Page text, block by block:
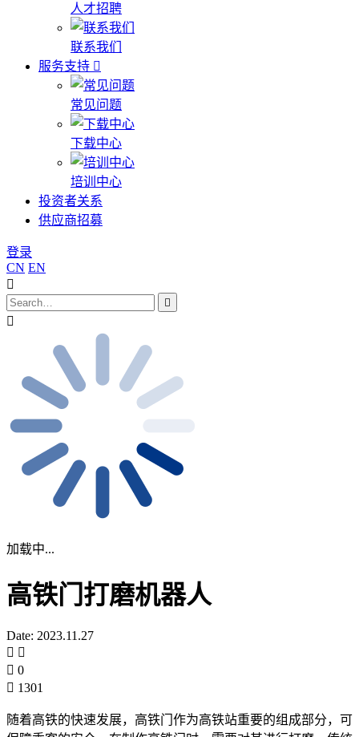
人才招聘
联系我们
服务支持
常见问题
下载中心
培训中心
投资者关系
供应商招募
登录
CN EN
加载中...
高铁门打磨机器人
Date: 2023.11.27
0
1301
随着高铁的快速发展，高铁门作为高铁站重要的组成部分，可